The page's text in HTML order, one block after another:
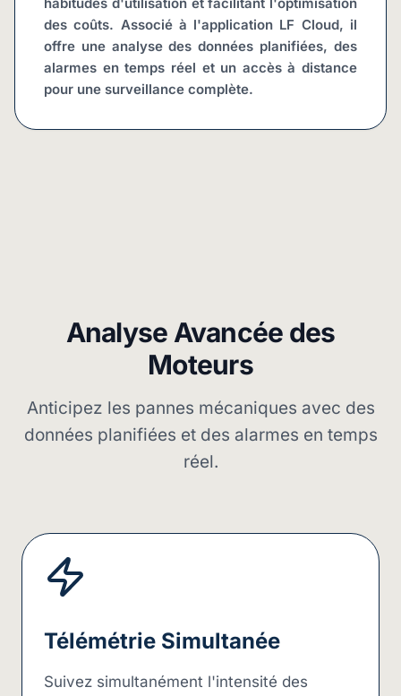
des coûts. Associé à l'application LF Cloud, il
offre une analyse des données planifiées, des
alarmes en temps réel et un accès à distance
pour une surveillance complète.
Analyse Avancée des
Moteurs
Anticipez les pannes mécaniques avec des
données planifiées et des alarmes en temps
réel.
Télémétrie Simultanée
Suivez simultanément l'intensité des